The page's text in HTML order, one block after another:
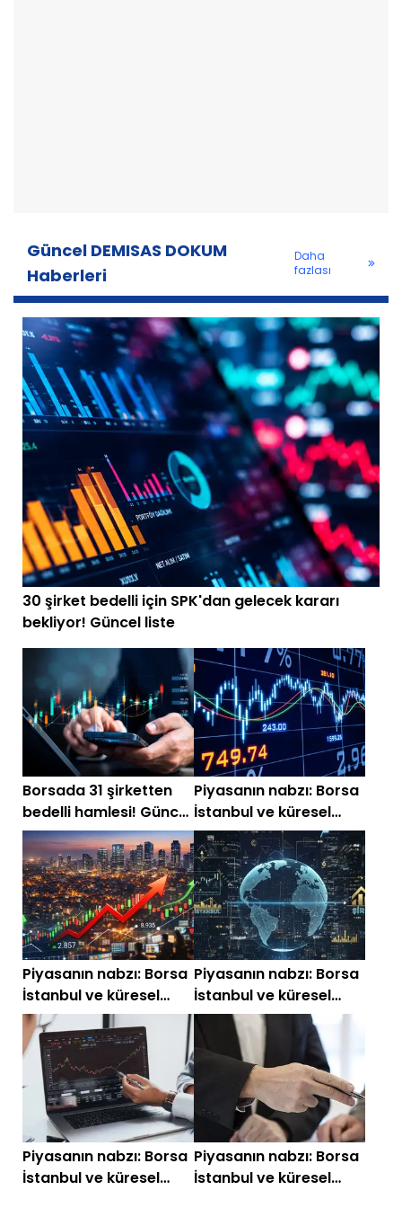
Güncel DEMISAS DOKUM
Haberleri
Daha
fazlası
30 şirket bedelli için SPK'dan gelecek kararı
bekliyor! Güncel liste
Borsada 31 şirketten
bedelli hamlesi! Güncel
tam liste
Piyasanın nabzı: Borsa
İstanbul ve küresel
piyasalarda gün
başlarken (21 Mayıs)
Piyasanın nabzı: Borsa
İstanbul ve küresel
piyasalarda gün
başlarken (22 Nisan)
Piyasanın nabzı: Borsa
İstanbul ve küresel
piyasalarda gün
başlarken (16 Nisan
2026)
Piyasanın nabzı: Borsa
İstanbul ve küresel
Piyasanın nabzı: Borsa
İstanbul ve küresel